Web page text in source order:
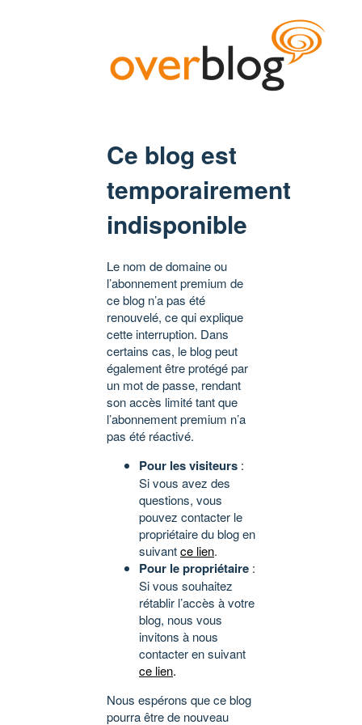
Ce blog est
temporairement
indisponible
Le nom de domaine ou
l’abonnement premium de
ce blog n’a pas été
renouvelé, ce qui explique
cette interruption. Dans
certains cas, le blog peut
également être protégé par
un mot de passe, rendant
son accès limité tant que
l’abonnement premium n’a
pas été réactivé.
Pour les visiteurs :
Si vous avez des
questions, vous
pouvez contacter le
propriétaire du blog en
suivantce lien.
Pour le propriétaire :
Si vous souhaitez
rétablir l’accès à votre
blog, nous vous
invitons à nous
contacter en suivant
ce lien.
Nous espérons que ce blog
pourra être de nouveau